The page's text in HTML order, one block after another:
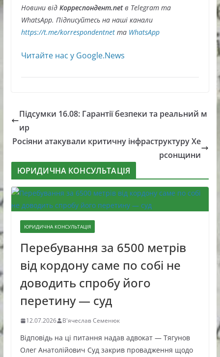
Новини відКорреспондент.netв Telegram та
WhatsApp. Підписуйтесь на наші канали
https://t.me/korrespondentnetта WhatsApp
Читайте нас у Google.News
Підсумки 16.08: Гарантії безпеки та реальний м
ир
Росіяни атакували критичну інфраструктуру Хе
рсонщини
ЮРИДИЧНА КОНСУЛЬТАЦІЯ
ЮРИДИЧНА КОНСУЛЬТАЦІЯ
Перебування за 6500 метрів
від кордону саме по собі не
доводить спробу його
перетину — суд
12.07.2026 В'ячеслав Семенюк
Відповідь на ці питання надав адвокат — Тягунов
Олег Анатолійович Суд закрив провадження щодо